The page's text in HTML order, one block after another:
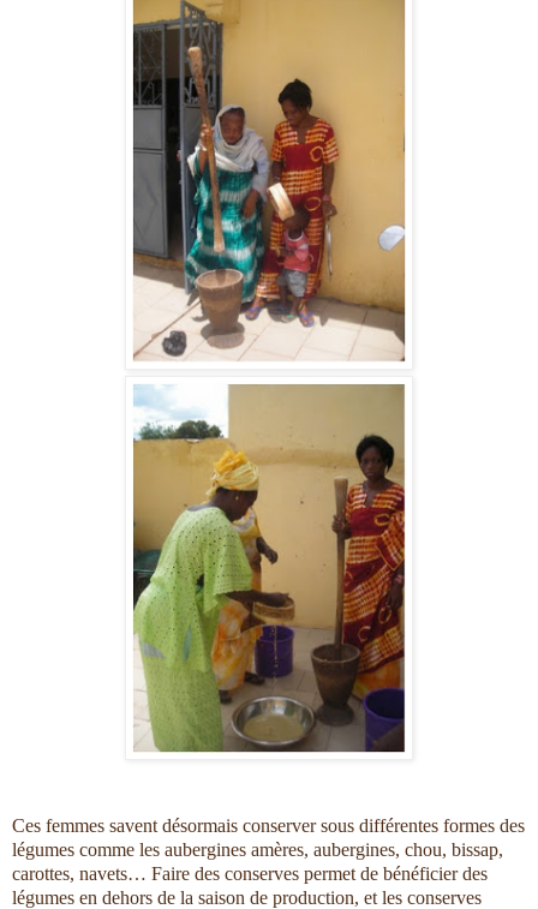
Ces femmes savent désormais conserver sous différentes formes des
légumes comme les aubergines amères, aubergines, chou, bissap,
carottes, navets… Faire des conserves permet de bénéficier des
légumes en dehors de la saison de production, et les conserves